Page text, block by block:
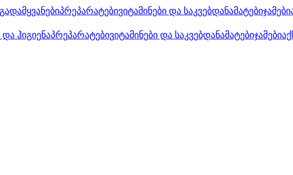
პრეპარატებივიტამინები და საკვებდანამატებიჯამები
ჰიგიენაპრეპარატებივიტამინები და საკვებდანამატებიჯამები